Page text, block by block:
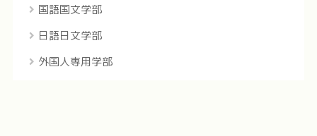
国語国文学部
日語日文学部
外国人専用学部